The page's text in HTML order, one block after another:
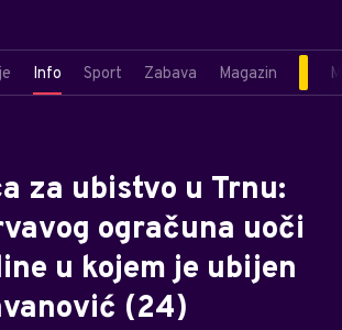
Info Sport Zabava Magazin
za ubistvo u Trnu:
ogračuna uoči
u kojem je ubijen
(24)